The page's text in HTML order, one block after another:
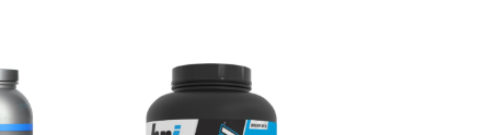
recomendable y
confiable.
Excelente servicio!
Agregar
Agregar